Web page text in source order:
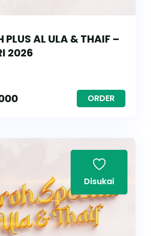
PLUS AL ULA & THAIF –
2026
ORDER
Disukai